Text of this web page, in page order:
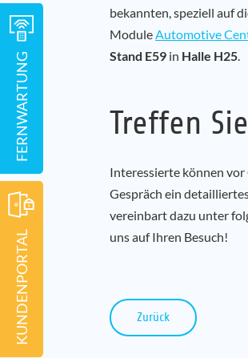
bekannten, speziell auf
ModuleAutomotive
Stand E59 in Halle H25.
Treffen
Interessierte können
Gespräch ein
vereinbart dazu unter
uns auf Ihren Besuch!
Zurück
KUNDENPORTAL
FERNWARTUNG